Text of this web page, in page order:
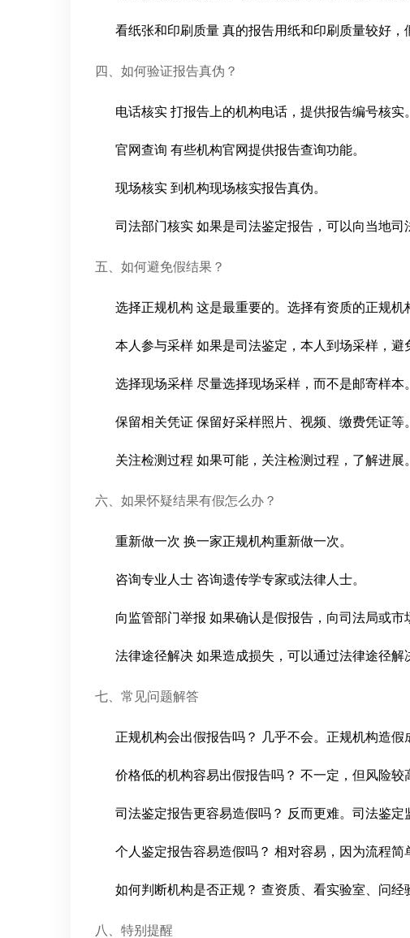
看纸张和印刷质量 真的报告用纸和印刷质量较好，
四、如何验证报告真伪？
电话核实 打报告上的机构电话，提供报告编号核实。
官网查询 有些机构官网提供报告查询功能。
现场核实 到机构现场核实报告真伪。
司法部门核实 如果是司法鉴定报告，可以向当地司
五、如何避免假结果？
选择正规机构 这是最重要的。选择有资质的正规机
本人参与采样 如果是司法鉴定，本人到场采样，避
选择现场采样 尽量选择现场采样，而不是邮寄样本。
保留相关凭证 保留好采样照片、视频、缴费凭证等。
关注检测过程 如果可能，关注检测过程，了解进展。
六、如果怀疑结果有假怎么办？
重新做一次 换一家正规机构重新做一次。
咨询专业人士 咨询遗传学专家或法律人士。
向监管部门举报 如果确认是假报告，向司法局或市
法律途径解决 如果造成损失，可以通过法律途径解
七、常见问题解答
正规机构会出假报告吗？ 几乎不会。正规机构造假
价格低的机构容易出假报告吗？ 不一定，但风险较
司法鉴定报告更容易造假吗？ 反而更难。司法鉴定
个人鉴定报告容易造假吗？ 相对容易，因为流程简
如何判断机构是否正规？ 查资质、看实验室、问经
八、特别提醒